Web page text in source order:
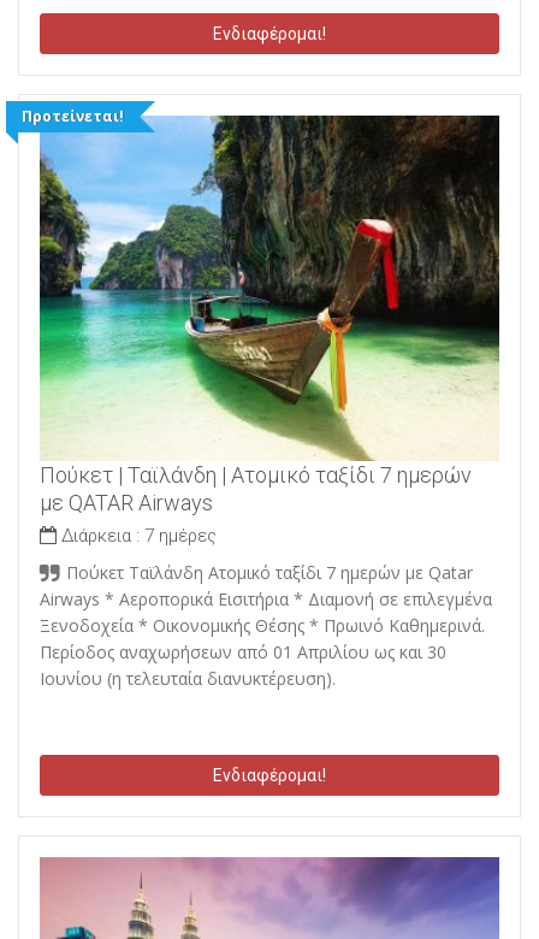
Ενδιαφέρομαι!
Προτείνεται!
Πούκετ | Ταϊλάνδη | Ατομικό ταξίδι 7 ημερών
με QATAR Airways
Διάρκεια : 7 ημέρες
Πούκετ Ταϊλάνδη Ατομικό ταξίδι 7 ημερών με Qatar
Airways * Αεροπορικά Εισιτήρια * Διαμονή σε επιλεγμένα
Ξενοδοχεία * Οικονομικής Θέσης * Πρωινό Καθημερινά.
Περίοδος αναχωρήσεων από 01 Απριλίου ως και 30
Ιουνίου (η τελευταία διανυκτέρευση).
Ενδιαφέρομαι!